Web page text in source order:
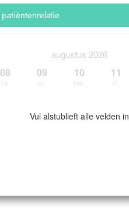
augustus 2026
08 09 10 11
Vul alstublieft alle velden in